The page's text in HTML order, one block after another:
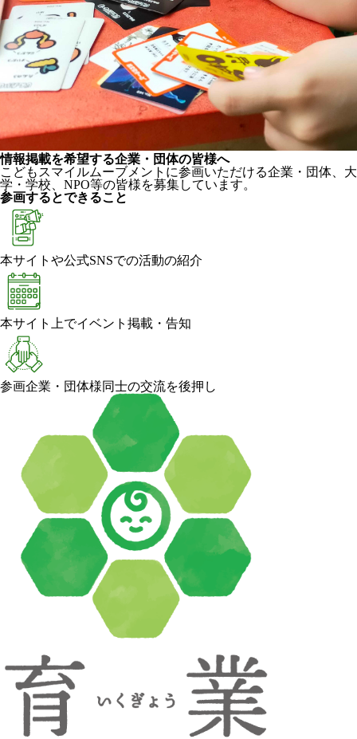
情報掲載を希望する企業・団体の皆様へ
こどもスマイルムーブメントに参画いただける企業・団体、大
学・学校、NPO等の皆様を募集しています。
参画するとできること
本サイトや公式SNSでの活動の紹介
本サイト上でイベント掲載・告知
参画企業・団体様同士の交流を後押し